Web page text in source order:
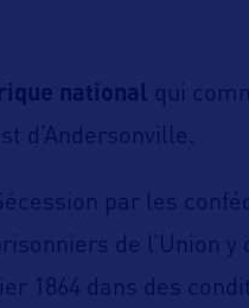
national qui
d’Andersonville.
par les
de l’Union
1864 dans des